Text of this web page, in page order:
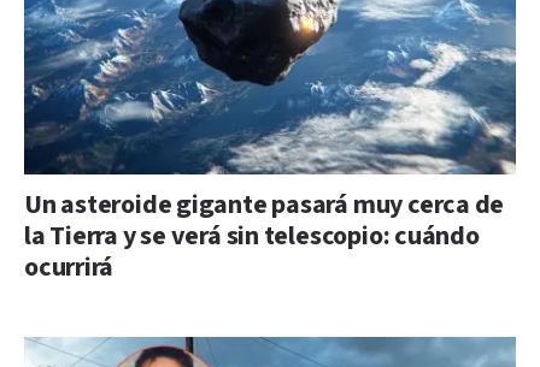
Un asteroide gigante pasará muy cerca de
la Tierra y se verá sin telescopio: cuándo
ocurrirá